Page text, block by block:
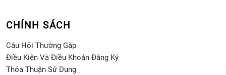
CHÍNH SÁCH
Câu Hỏi Thường Gặp
Điều Kiện Và Điều Khoản Đăng Ký
Thỏa Thuận Sử Dụng